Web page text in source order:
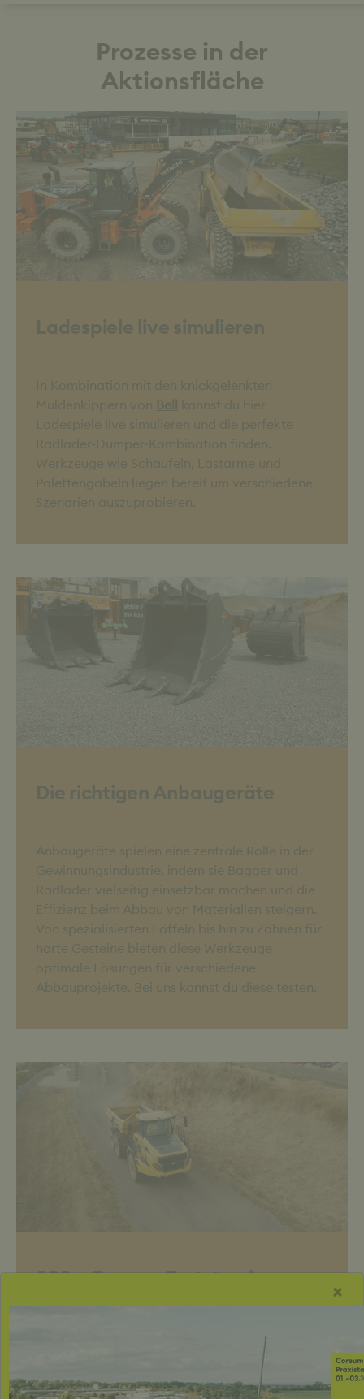
Prozesse in der
Aktionsfläche
Ladespiele live simulieren
In Kombination mit den knickgelenkten
Muldenkippern von Bell
kannst du hier
Ladespiele live simulieren und die perfekte
Radlader-Dumper-Kombination finden.
Werkzeuge wie Schaufeln, Lastarme und
Palettengabeln liegen bereit um verschiedene
Szenarien auszuprobieren.
Die richtigen Anbaugeräte
Anbaugeräte spielen eine zentrale Rolle in der
Gewinnungsindustrie, indem sie Bagger und
Radlader vielseitig einsetzbar machen und die
Effizienz beim Abbau von Materialien steigern.
Von spezialisierten Löffeln bis hin zu Zähnen für
harte Gesteine bieten diese Werkzeuge
optimale Lösungen für verschiedene
Abbauprojekte. Bei uns kannst du diese testen.
500m Dumper Teststrecke
Auf unserer Teststrecke mit verschiedenen
selbst prüfen und erleben wie komfortabel die
×